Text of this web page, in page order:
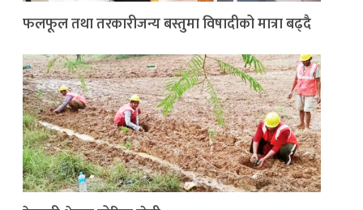
फलफूल तथा तरकारीजन्य बस्तुमा विषादीको मात्रा बढ्दै